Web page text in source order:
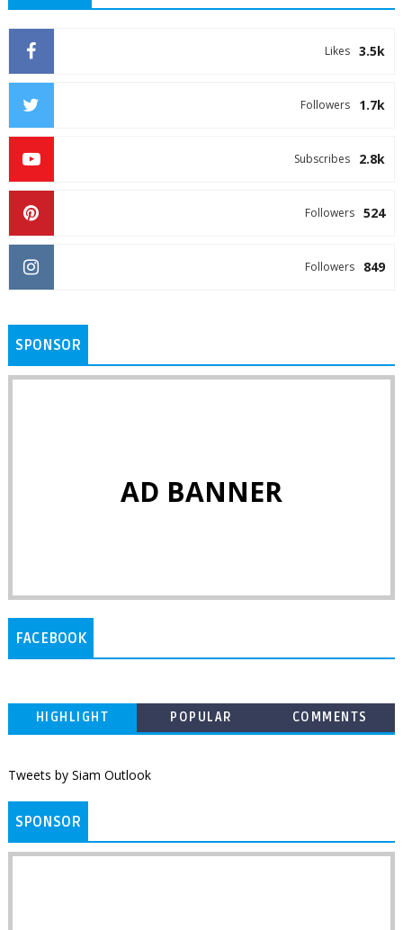
3.5k
Likes
1.7k
Followers
2.8k
Subscribes
524
Followers
849
Followers
SPONSOR
AD BANNER
FACEBOOK
HIGHLIGHT POPULAR COMMENTS
Tweets by Siam Outlook
SPONSOR